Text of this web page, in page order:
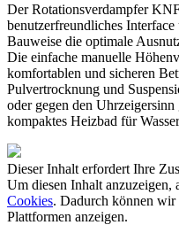
Der Rotationsverdampfer
benutzerfreundliches
Bauweise die optimale
Die einfache manuelle
komfortablen und sicheren
Pulvertrocknung und
oder gegen den
kompaktes Heizbad für
Dieser Inhalt erfordert Ihre
Um diesen Inhalt anzuzeigen,
Cookies. Dadurch können wir
Plattformen anzeigen.